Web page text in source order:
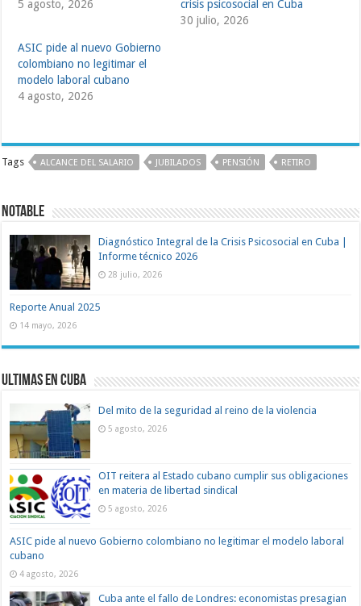
5 agosto, 2026
crisis psicosocial en Cuba
30 julio, 2026
ASIC pide al nuevo Gobierno
colombiano no legitimar el
modelo laboral cubano
4 agosto, 2026
Tags ALCANCE DEL SALARIO JUBILADOS PENSIÓN RETIRO
Notable
Diagnóstico Integral de la Crisis Psicosocial en Cuba |
Informe técnico 2026
28 julio, 2026
Reporte Anual 2025
14 mayo, 2026
Ultimas en Cuba
Del mito de la seguridad al reino de la violencia
5 agosto, 2026
OIT reitera al Estado cubano cumplir sus obligaciones
en materia de libertad sindical
5 agosto, 2026
ASIC pide al nuevo Gobierno colombiano no legitimar el modelo laboral
cubano
4 agosto, 2026
Cuba ante el fallo de Londres: economistas presagian